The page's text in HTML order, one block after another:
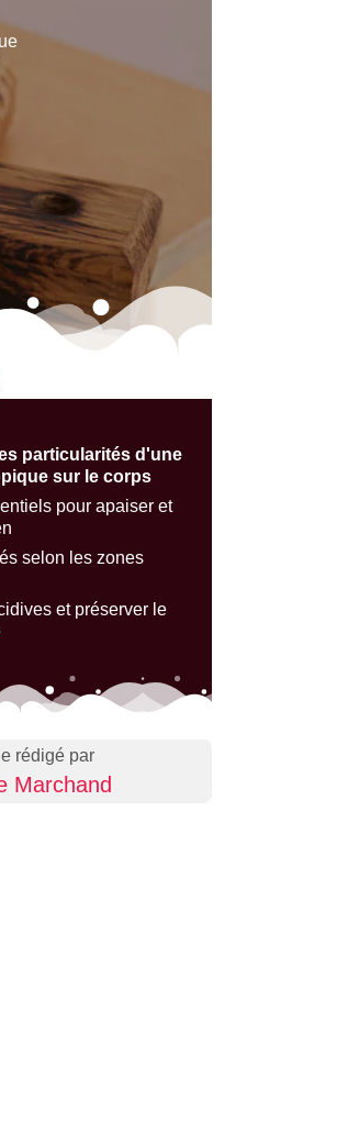
particularités d'une
sur le corps
pour apaiser et
selon les zones
et préserver le
rédigé par
Marchand